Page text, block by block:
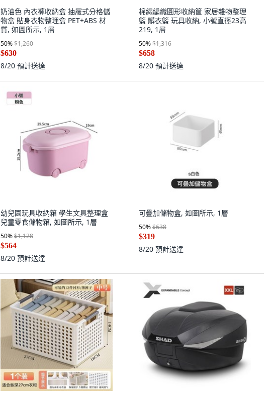
奶油色 內衣褲收納盒 抽屜式分格儲
物盒 貼身衣物整理盒 PET+ABS 材
質, 如圖所示, 1層
50%$1,260
$630
8/20 預計送達
棉繩編織圓形收納筐 家居雜物整理
籃 髒衣籃 玩具收納, 小號直徑23高
219, 1層
50%$1,316
$658
8/20 預計送達
幼兒園玩具收納箱 學生文具整理盒
兒童零食儲物箱, 如圖所示, 1層
50%$1,128
$564
8/20 預計送達
可疊加儲物盒, 如圖所示, 1層
50%$638
$319
8/20 預計送達